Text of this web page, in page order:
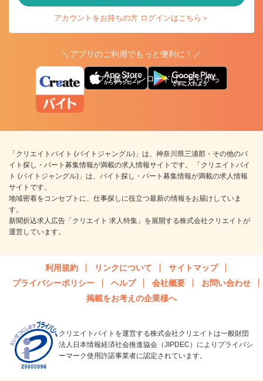
アカウントをお持ちの方 ログインはこちら＞
＼アプリのご利用でもっと便利に！／
アプリ版ダウンロードはこちらから
「クリエイトバイト (バイトジャングル)」は、神奈川県三浦郡・その他のバ
イト探し・パート募集情報が満載の求人情報サイトです。 「クリエイトバイ
ト (バイトジャングル)」は、バイト探し・パート募集情報が満載の求人情報
サイトです。
地域密着をコンセプトに、仕事探しに役立つ最新の情報をお届けしていま
す。
新聞折込求人広告「クリエイト 求人特集」を展開する株式会社クリエイトが
運営しています。
利用規約 リンクについて
サイトマップ
プライバシーポリシー
ヘルプ 会社概要
お問い合わせ
掲載をお考えの企業様へ
クリエイトバイトを運営する株式会社クリエイトは一般財団
法人日本情報経済社会推進協会（JIPDEC）によりプライバシ
ーマーク使用許諾事業者に認定されています。